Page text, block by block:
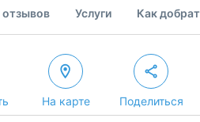
отзывов Услуги Как
На карте Поделиться